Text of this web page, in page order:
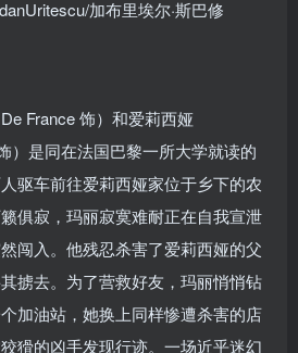
加布里埃尔·斯巴修
France 饰）和爱莉西娅
）是同在法国巴黎一所大学就读的
驱车前往爱莉西娅家位于乡下的农
俱寂，玛丽寂寞难耐正在自我宣泄
闯入。他残忍杀害了爱莉西娅的父
掳去。为了营救好友，玛丽悄悄钻
加油站，她换上同样惨遭杀害的店
猾的凶手发现行迹。一场近乎迷幻